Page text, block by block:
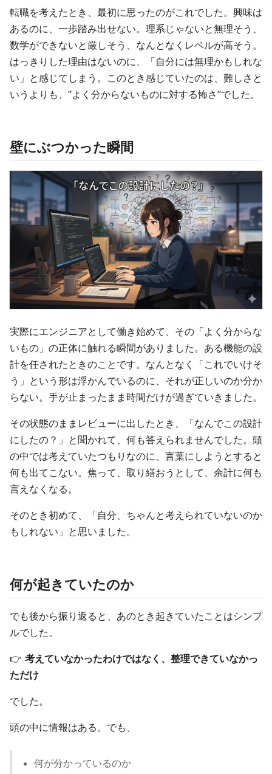
転職を考えたとき、最初に思ったのがこれでした。興味は
あるのに、一歩踏み出せない。理系じゃないと無理そう、
数学ができないと厳しそう、なんとなくレベルが高そう。
はっきりした理由はないのに、「自分には無理かもしれな
い」と感じてしまう。このとき感じていたのは、難しさと
いうよりも、“よく分からないものに対する怖さ”でした。
壁にぶつかった瞬間
実際にエンジニアとして働き始めて、その「よく分からな
いもの」の正体に触れる瞬間がありました。ある機能の設
計を任されたときのことです。なんとなく「これでいけそ
う」という形は浮かんでいるのに、それが正しいのか分か
らない。手が止まったまま時間だけが過ぎていきました。
その状態のままレビューに出したとき、「なんでこの設計
にしたの？」と聞かれて、何も答えられませんでした。頭
の中では考えていたつもりなのに、言葉にしようとすると
何も出てこない。焦って、取り繕おうとして、余計に何も
言えなくなる。
そのとき初めて、「自分、ちゃんと考えられていないのか
もしれない」と思いました。
何が起きていたのか
でも後から振り返ると、あのとき起きていたことはシンプ
ルでした。
👉 考えていなかったわけではなく、整理できていなかっ
ただけ
でした。
頭の中に情報はある。でも、
何が分かっているのか